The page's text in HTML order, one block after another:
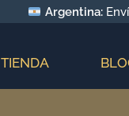
Argentina:
TIENDA